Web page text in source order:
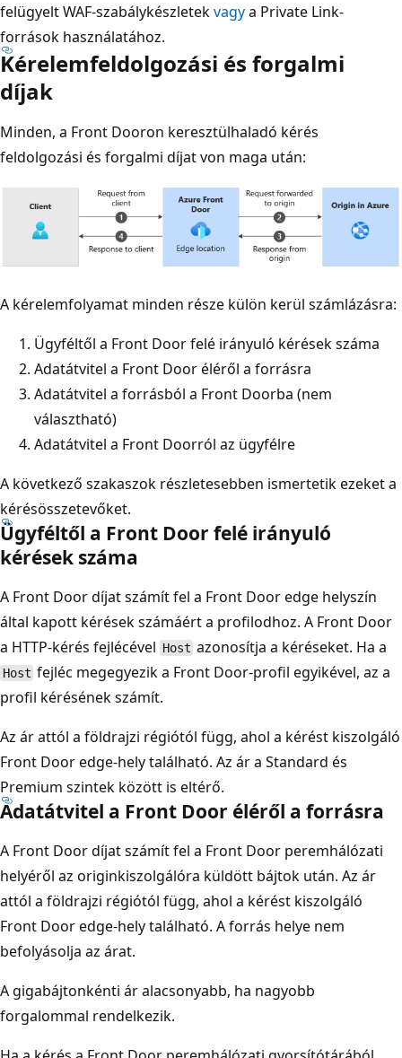
felügyelt WAF-szabálykészletekvagya Private Link-
források használatához.
Kérelemfeldolgozási és forgalmi
díjak
Minden, a Front Dooron keresztülhaladó kérés
feldolgozási és forgalmi díjat von maga után:
A kérelemfolyamat minden része külön kerül számlázásra:
Ügyféltől a Front Door felé irányuló kérések száma
Adatátvitel a Front Door éléről a forrásra
Adatátvitel a forrásból a Front Doorba (nem
választható)
Adatátvitel a Front Doorról az ügyfélre
A következő szakaszok részletesebben ismertetik ezeket a
kérésösszetevőket.
Ügyféltől a Front Door felé irányuló
kérések száma
A Front Door díjat számít fel a Front Door edge helyszín
által kapott kérések számáért a profilodhoz. A Front Door
a HTTP-kérés fejlécével Host azonosítja a kéréseket. Ha a
Host fejléc megegyezik a Front Door-profil egyikével, az a
profil kérésének számít.
Az ár attól a földrajzi régiótól függ, ahol a kérést kiszolgáló
Front Door edge-hely található. Az ár a Standard és
Premium szintek között is eltérő.
Adatátvitel a Front Door éléről a forrásra
A Front Door díjat számít fel a Front Door peremhálózati
helyéről az originkiszolgálóra küldött bájtok után. Az ár
attól a földrajzi régiótól függ, ahol a kérést kiszolgáló
Front Door edge-hely található. A forrás helye nem
befolyásolja az árat.
A gigabájtonkénti ár alacsonyabb, ha nagyobb
forgalommal rendelkezik.